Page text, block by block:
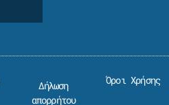
Δήλωση
απορρήτου
Όροι Χρήσης